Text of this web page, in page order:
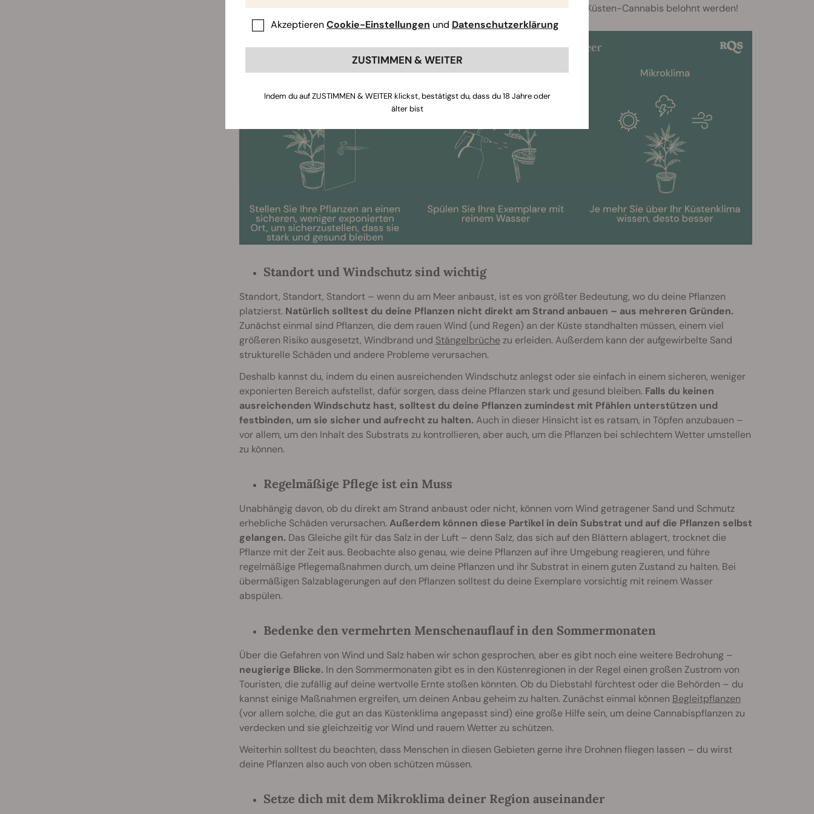
Meer anschauen. Wenn alles gut läuft, wirst du mit einer hochwertigen Charge Küsten-Cannabis belohnt werden!
Standort und Windschutz sind wichtig
Standort, Standort, Standort – wenn du am Meer anbaust, ist es von größter Bedeutung, wo du deine Pflanzen
platzierst. Natürlich solltest du deine Pflanzen nicht direkt am Strand anbauen – aus mehreren Gründen.
Zunächst einmal sind Pflanzen, die dem rauen Wind (und Regen) an der Küste standhalten müssen, einem viel
größeren Risiko ausgesetzt, Windbrand und Stängelbrüchezu erleiden. Außerdem kann der aufgewirbelte Sand
strukturelle Schäden und andere Probleme verursachen.
Deshalb kannst du, indem du einen ausreichenden Windschutz anlegst oder sie einfach in einem sicheren, weniger
exponierten Bereich aufstellst, dafür sorgen, dass deine Pflanzen stark und gesund bleiben.Falls du keinen
ausreichenden Windschutz hast, solltest du deine Pflanzen zumindest mit Pfählen unterstützen und
festbinden, um sie sicher und aufrecht zu halten. Auch in dieser Hinsicht ist es ratsam, in Töpfen anzubauen –
vor allem, um den Inhalt des Substrats zu kontrollieren, aber auch, um die Pflanzen bei schlechtem Wetter umstellen
zu können.
Regelmäßige Pflege ist ein Muss
Unabhängig davon, ob du direkt am Strand anbaust oder nicht, können vom Wind getragener Sand und Schmutz
erhebliche Schäden verursachen.Außerdem können diese Partikel in dein Substrat und auf die Pflanzen selbst
gelangen. Das Gleiche gilt für das Salz in der Luft – denn Salz, das sich auf den Blättern ablagert, trocknet die
Pflanze mit der Zeit aus. Beobachte also genau, wie deine Pflanzen auf ihre Umgebung reagieren, und führe
regelmäßige Pflegemaßnahmen durch, um deine Pflanzen und ihr Substrat in einem guten Zustand zu halten. Bei
übermäßigen Salzablagerungen auf den Pflanzen solltest du deine Exemplare vorsichtig mit reinem Wasser
abspülen.
Bedenke den vermehrten Menschenauflauf in den Sommermonaten
Über die Gefahren von Wind und Salz haben wir schon gesprochen, aber es gibt noch eine weitere Bedrohung –
neugierige Blicke. In den Sommermonaten gibt es in den Küstenregionen in der Regel einen großen Zustrom von
Touristen, die zufällig auf deine wertvolle Ernte stoßen könnten. Ob du Diebstahl fürchtest oder die Behörden – du
kannst einige Maßnahmen ergreifen, um deinen Anbau geheim zu halten. Zunächst einmal können Begleitpflanzen
(vor allem solche, die gut an das Küstenklima angepasst sind) eine große Hilfe sein, um deine Cannabispflanzen zu
verdecken und sie gleichzeitig vor Wind und rauem Wetter zu schützen.
Weiterhin solltest du beachten, dass Menschen in diesen Gebieten gerne ihre Drohnen fliegen lassen – du wirst
deine Pflanzen also auch von oben schützen müssen.
Setze dich mit dem Mikroklima deiner Region auseinander
AkzeptierenCookie-Einstellungen und Datenschutzerklärung
ZUSTIMMEN & WEITER
Indem du auf ZUSTIMMEN & WEITER klickst, bestätigst du, dass du 18 Jahre oder
älter bist